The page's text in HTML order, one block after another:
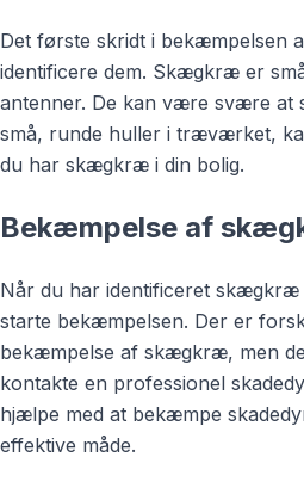
Det første skridt i bekæmpelsen
identificere dem. Skægkræ er
antenner. De kan være svære at
små, runde huller i træværket,
du har skægkræ i din bolig.
Bekæmpelse af
Når du har identificeret skægkræ
starte bekæmpelsen. Der er
bekæmpelse af skægkræ, men
kontakte en professionel
hjælpe med at bekæmpe
effektive måde.